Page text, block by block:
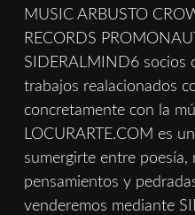
MUSIC ARBUSTO
RECORDS
SIDERALMIND6 socios
trabajos realacionados
concretamente con la
LOCURARTE.COM es
sumergirte entre poesía,
pensamientos y
venderemos mediante